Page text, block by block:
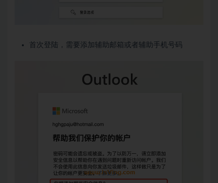
首次登陆，需要添加辅助邮箱或者辅助手机号码